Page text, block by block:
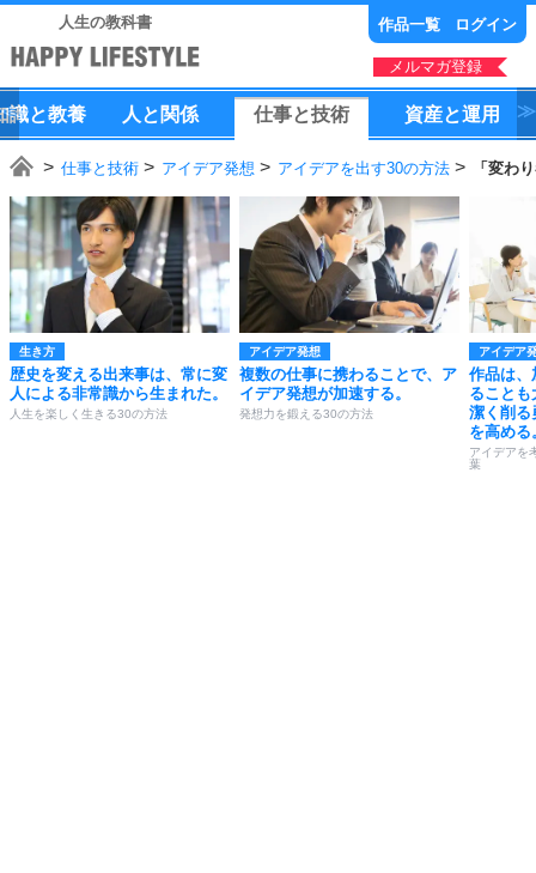
人生の教科書 作品一覧 ログイン
メルマガ登録
識と教養 人 と 関係 仕事と技術 資産と運用
仕事と技術 アイデア発想 アイデアを出す30の方法 「変わ
生き方
歴史を変える出来事は、常に変
人による非常識から生まれた。
人生を楽しく生きる30の方法
アイデア発想
複数の仕事に携わることで、ア
イデア発想が加速する。
発想力を鍛える30の方法
アイデア
作品は、
ることも
潔く削る
を高める
アイデアを
葉